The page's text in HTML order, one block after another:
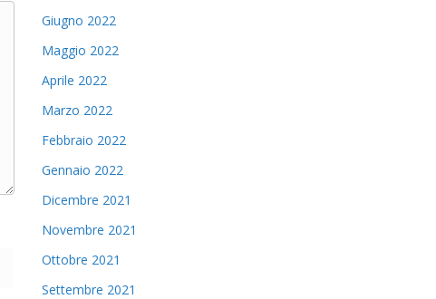
Giugno 2022
Maggio 2022
Aprile 2022
Marzo 2022
Febbraio 2022
Gennaio 2022
Dicembre 2021
Novembre 2021
Ottobre 2021
Settembre 2021